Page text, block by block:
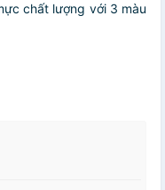
chất lượng với 3 màu